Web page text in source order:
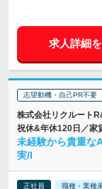
求人詳細
志望動機・自己PR不要
株式会社リクルート
祝休&年休120日／家
未経験から貴重な
実/l
正社員 職種・業種